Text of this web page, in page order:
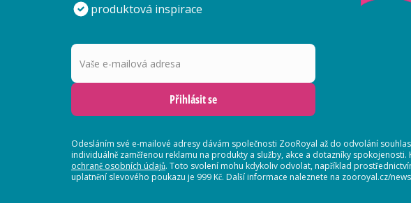
produktová inspirace
Vaše e-mailová adresa
Přihlásit se
Odesláním své e-mailové adresy dávám společnosti ZooRoyal až do odvolání
individuálně zaměřenou reklamu na produkty a služby, akce a dotazníky
ochraně osobních údajů. Toto svolení mohu kdykoliv odvolat, například
uplatnění slevového poukazu je 999 Kč. Další informace naleznete na zooroyal.cz/